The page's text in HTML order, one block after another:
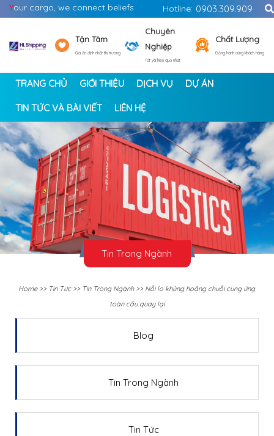
Your cargo, we connect beliefs Hotline: 0903.309.909
Tận Tâm
Giá ổn định nhất thị trường
Chuyên
Nghiệp
Tốt và hiệu quả nhất
Chất Lượng
Đồng hành cùng khách hàng
TRANG CHỦ GIỚI THIỆU DỊCH VỤ DỰ ÁN
TIN TỨC VÀ BÀI VIẾT LIÊN HỆ
< >
Tin Trong Ngành
Home>> Tin Tức>> Tin Trong Ngành>> Nỗi lo khủng hoảng chuỗi cung ứng
toàn cầu quay lại
Blog
Tin Trong Ngành
Tin Tức